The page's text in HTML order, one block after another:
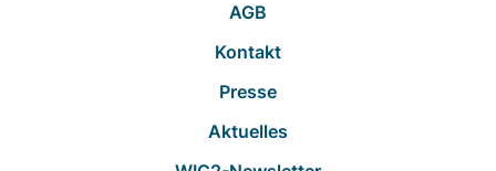
AGB
Kontakt
Presse
Aktuelles